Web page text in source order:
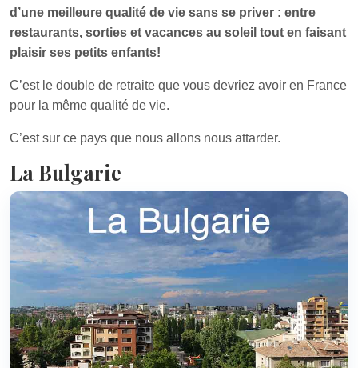
d’une meilleure qualité de vie sans se priver : entre
restaurants, sorties et vacances au soleil tout en faisant
plaisir ses petits enfants!
C’est le double de retraite que vous devriez avoir en France
pour la même qualité de vie.
C’est sur ce pays que nous allons nous attarder.
La Bulgarie